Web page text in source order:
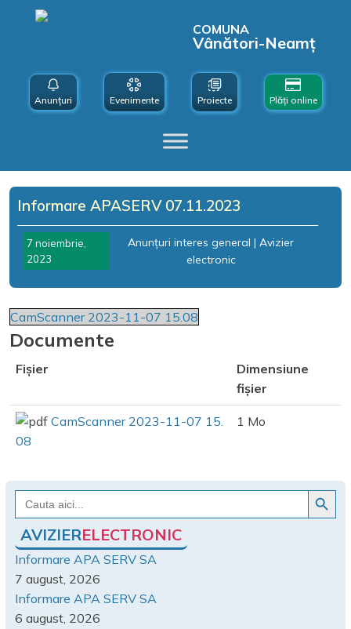
COMUNA
Vânători-Neamț
Anunțuri Evenimente Proiecte Plăți online
Informare APASERV 07.11.2023
7 noiembrie,
2023
Anunțuri interes general |Avizier
electronic
CamScanner 2023-11-07 15.08
Documente
Fișier
Dimensiune
fișier
CamScanner 2023-11-07 15.
08
1 Mo
Search
for:
Search Button
AVIZIERELECTRONIC
Informare APA SERV SA
7 august, 2026
Informare APA SERV SA
6 august, 2026